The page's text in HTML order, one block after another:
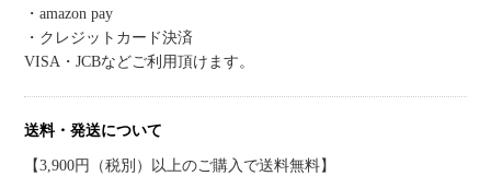
・amazon pay
・クレジットカード決済
VISA・JCBなどご利用頂けます。
送料・発送について
【3,900円（税別）以上のご購入で送料無料】